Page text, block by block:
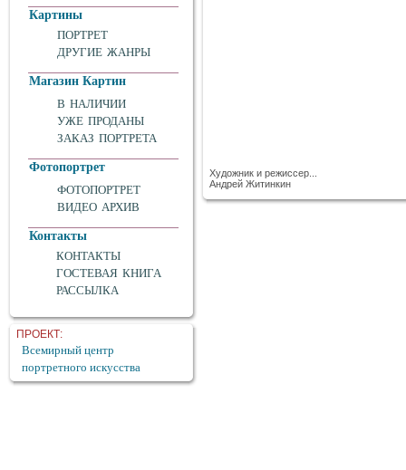
Картины
ПОРТРЕТ
ДРУГИЕ ЖАНРЫ
Магазин Картин
В НАЛИЧИИ
УЖЕ ПРОДАНЫ
ЗАКАЗ ПОРТРЕТА
Фотопортрет
ФОТОПОРТРЕТ
ВИДЕО АРХИВ
Контакты
КОНТАКТЫ
ГОСТЕВАЯ КНИГА
РАССЫЛКА
ПРОЕКТ:
Всемирный центр
портретного искусства
Художник и режиссер...
Андрей Житинкин